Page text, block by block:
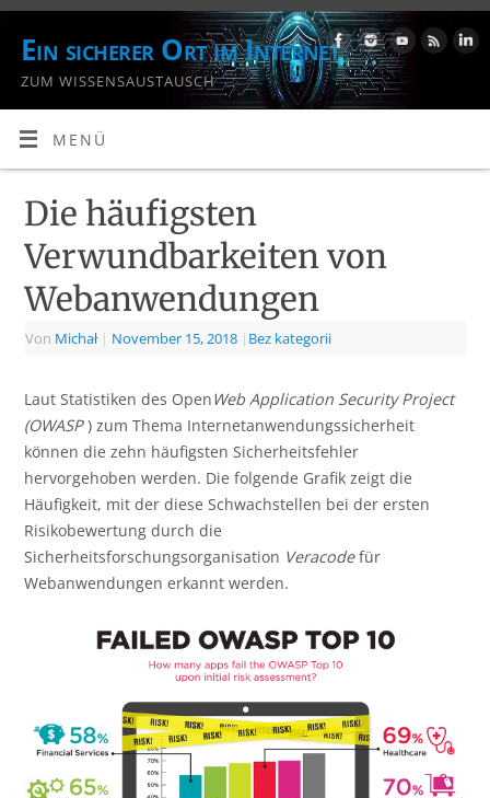
Ein sicherer Ort im Internet
ZUM WISSENSAUSTAUSCH
MENÜ
Die häufigsten
Verwundbarkeiten von
Webanwendungen
Von Michał | November 15, 2018 | Bez kategorii
Laut Statistiken des OpenWeb Application Security Project
(OWASP) zum Thema Internetanwendungssicherheit
können die zehn häufigsten Sicherheitsfehler
hervorgehoben werden. Die folgende Grafik zeigt die
Häufigkeit, mit der diese Schwachstellen bei der ersten
Risikobewertung durch die
Sicherheitsforschungsorganisation Veracodefür
Webanwendungen erkannt werden.